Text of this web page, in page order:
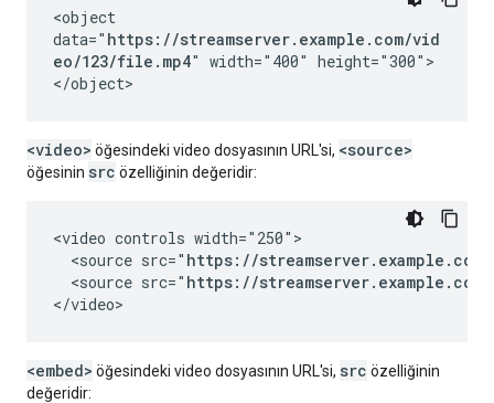
<object
data=" https://streamserver.example.com/vid
eo/123/file.mp4" width="400" height="300">
</object>
<video> öğesindeki video dosyasının URL'si, <source>
öğesinin src özelliğinin değeridir:
<video controls width="250">
  <source src="
https://
  <source src="
https://
</video>
<embed> öğesindeki video dosyasının URL'si, src özelliğinin
değeridir: